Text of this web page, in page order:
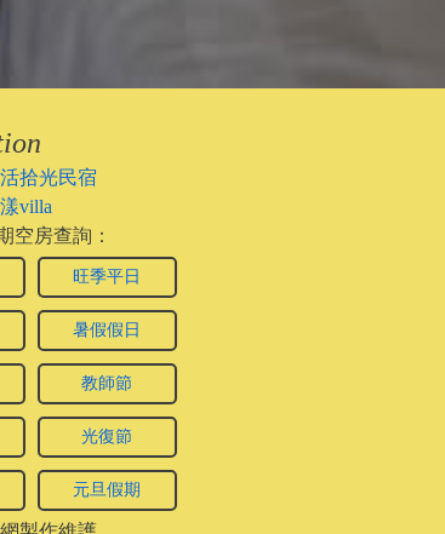
拾光民宿
villa
空房查詢：
旺季平日
暑假假日
教師節
光復節
元旦假期